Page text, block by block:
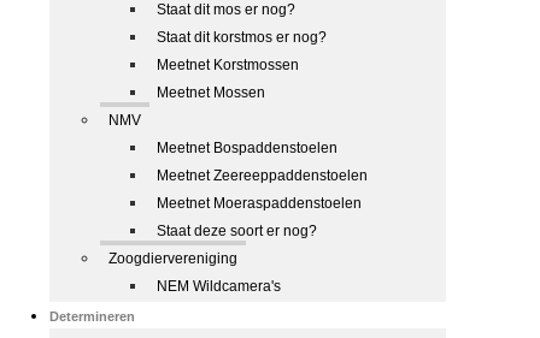
Staat dit mos er nog?
Staat dit korstmos er nog?
Meetnet Korstmossen
Meetnet Mossen
NMV
Meetnet Bospaddenstoelen
Meetnet Zeereeppaddenstoelen
Meetnet Moeraspaddenstoelen
Staat deze soort er nog?
Zoogdiervereniging
NEM Wildcamera's
Determineren